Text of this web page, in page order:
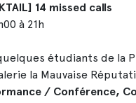
14 missed calls
à 21h
étudiants de la
la Mauvaise
/ Conférence,